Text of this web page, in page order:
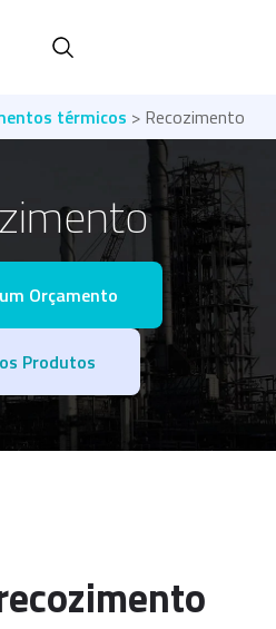
térmicos > Recozimento
Orçamento
Produtos